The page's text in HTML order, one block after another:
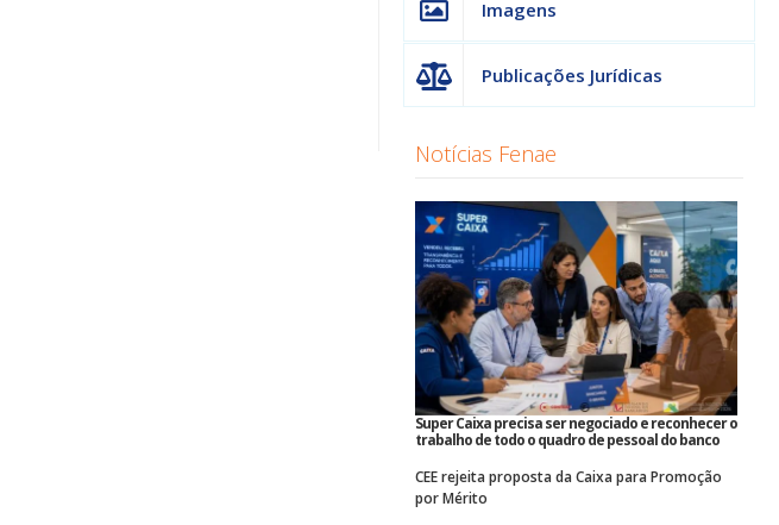
Imagens
Publicações Jurídicas
Notícias Fenae
Super Caixa precisa ser negociado e reconhecer o
trabalho de todo o quadro de pessoal do banco
CEE rejeita proposta da Caixa para Promoção
por Mérito